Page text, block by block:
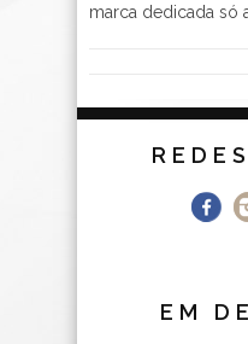
marca dedicada só
EM